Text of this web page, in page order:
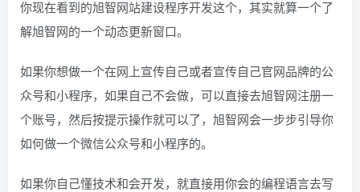
你现在看到的旭智网站建设程序开发这个，其实就算一个了
解旭智网的一个动态更新窗口。
如果你想做一个在网上宣传自己或者宣传自己官网品牌的公
众号和小程序，如果自己不会做，可以直接去旭智网注册一
个账号，然后按提示操作就可以了，旭智网会一步步引导你
如何做一个微信公众号和小程序的。
如果你自己懂技术和会开发，就直接用你会的编程语言去写